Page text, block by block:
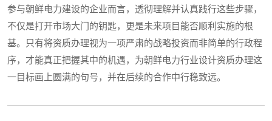
参与朝鲜电力建设的企业而言，透彻理解并认真践行这些步骤，
不仅是打开市场大门的钥匙，更是未来项目能否顺利实施的根
基。只有将资质办理视为一项严肃的战略投资而非简单的行政程
序，才能真正把握其中的机遇，为朝鲜电力行业设计资质办理这
一目标画上圆满的句号，并在后续的合作中行稳致远。